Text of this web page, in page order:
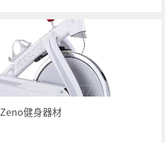
Zeno健身器材